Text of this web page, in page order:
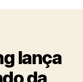
lança